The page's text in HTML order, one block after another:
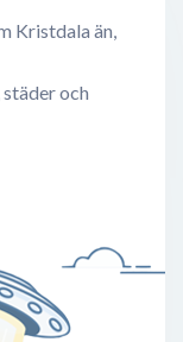
Kristdala än,
och